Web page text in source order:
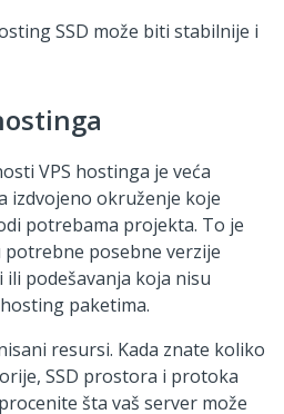
SSD može biti stabilnije i
VPS hostinga je veća
izdvojeno okruženje koje
potrebama projekta. To je
posebne verzije
podešavanja koja nisu
paketima.
resursi. Kada znate koliko
SSD prostora i protoka
šta vaš server može